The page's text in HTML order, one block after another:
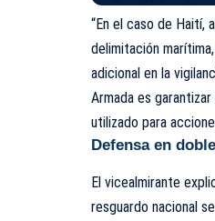
“En el caso de Haití,
delimitación
adicional en la
Armada es
utilizado para
Defensa en
El vicealmirante
resguardo nacional